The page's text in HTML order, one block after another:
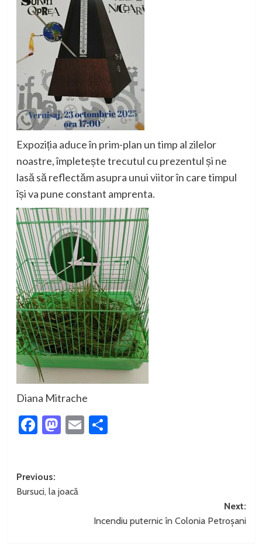
Expoziția aduce în prim-plan un timp al zilelor
noastre, împletește trecutul cu prezentul și ne
lasă să reflectăm asupra unui viitor în care timpul
își va pune constant amprenta.
Diana Mitrache
Facebook
Mastodon
EmailPartajează
Post
navigation
Previous:
Bursuci, la joacă
Next:
Incendiu puternic în Colonia Petroșani